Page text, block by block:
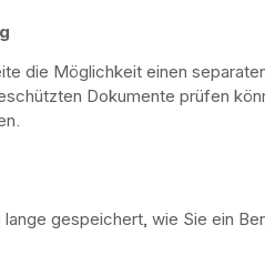
die Möglichkeit einen
Dokumente prüfen
gespeichert, wie Sie ein